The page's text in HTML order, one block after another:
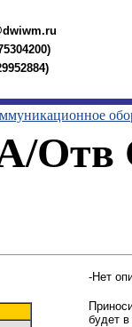
Отв
-Нет
будет в